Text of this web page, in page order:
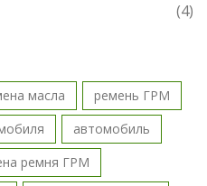
(4)
масла
ремень ГРМ
автомобиль
ремня ГРМ